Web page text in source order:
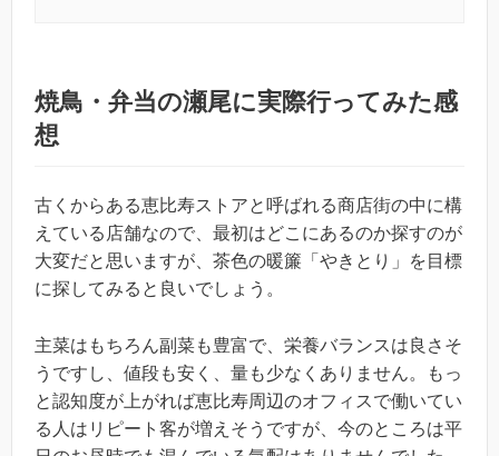
焼鳥・弁当の瀬尾に実際行ってみた感
想
古くからある恵比寿ストアと呼ばれる商店街の中に構
えている店舗なので、最初はどこにあるのか探すのが
大変だと思いますが、茶色の暖簾「やきとり」を目標
に探してみると良いでしょう。
主菜はもちろん副菜も豊富で、栄養バランスは良さそ
うですし、値段も安く、量も少なくありません。もっ
と認知度が上がれば恵比寿周辺のオフィスで働いてい
る人はリピート客が増えそうですが、今のところは平